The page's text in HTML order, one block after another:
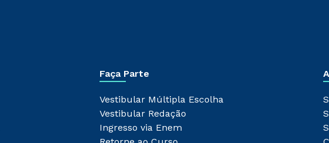
Faça Parte
Vestibular Múltipla Escolha
Vestibular Redação
Ingresso via Enem